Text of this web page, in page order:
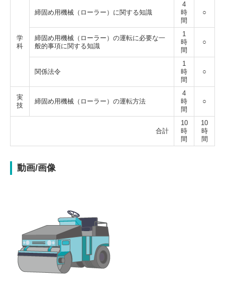
学
科
締固め用機械（ローラー）に関する知識
4
時
間
○
締固め用機械（ローラー）の運転に必要な一
般的事項に関する知識
1
時
間
○
関係法令
1
時
間
○
実
技
締固め用機械（ローラー）の運転方法
4
時
間
○
合計
10
時
間
10
時
間
動画/画像